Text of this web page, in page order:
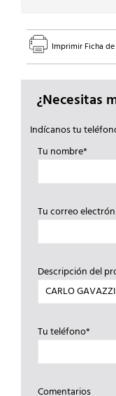
cantidad
Imprimir Ficha
¿Necesitas
Indícanos tu
Tu nombre*
Tu correo
Descripción del
Tu teléfono*
Comentarios